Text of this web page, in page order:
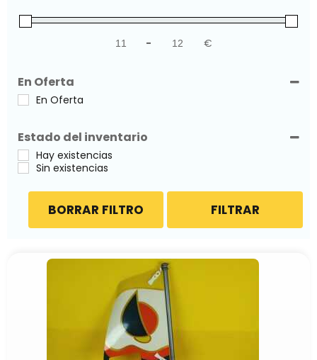
Minimum Price
- Maximum Price
€
En Oferta
En Oferta
Estado del inventario
Hay existencias
Sin existencias
FILTRAR
BORRAR FILTRO